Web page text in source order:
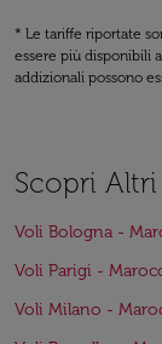
* Le tariffe riportate
essere più disponibili
addizionali possono
Scopri
Voli Bologna -
Voli Parigi -
Voli Milano -